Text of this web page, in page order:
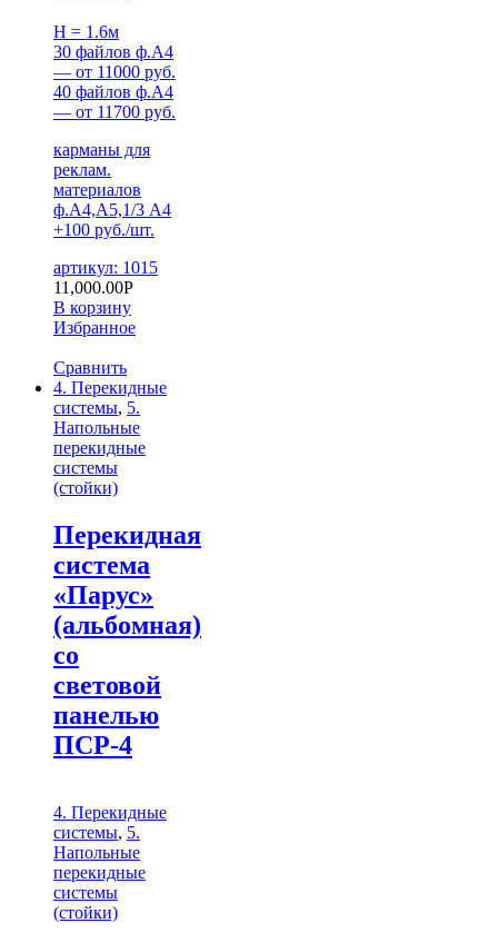
H = 1.6м
30 файлов ф.А4
— от 11000 руб.
40 файлов ф.А4
— от 11700 руб.
карманы для
реклам.
материалов
ф.А4,А5,1/3 А4
+100 руб./шт.
артикул: 1015
11,000.00Р
В корзину
Избранное
Сравнить
4. Перекидные
системы, 5.
Напольные
перекидные
системы
(стойки)
Перекидная
система
«Парус»
(альбомная)
со
световой
панелью
ПСР-4
4. Перекидные
системы, 5.
Напольные
перекидные
системы
(стойки)